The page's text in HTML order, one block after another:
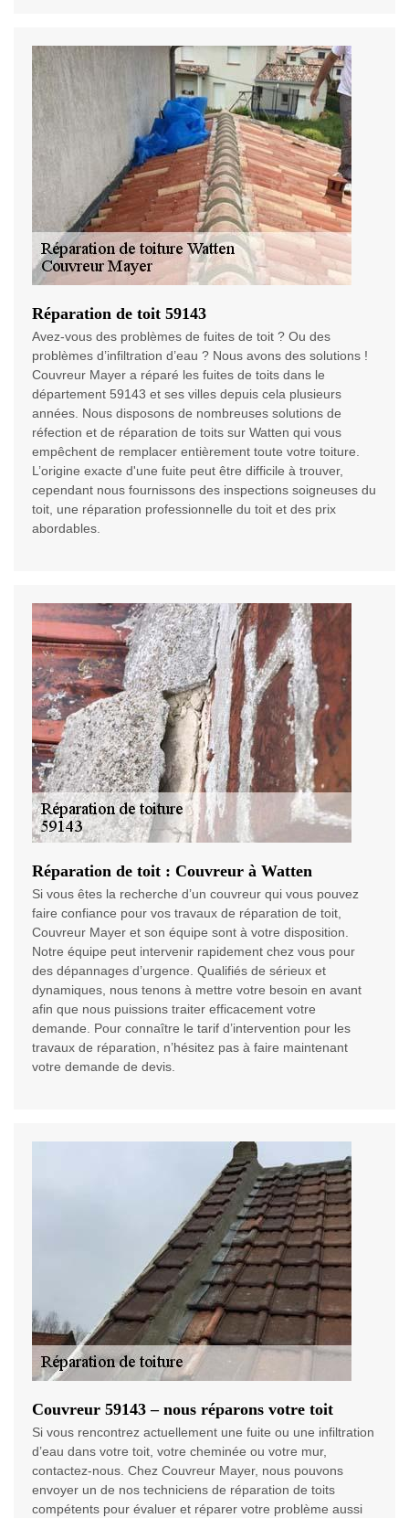
Réparation de toit 59143
Avez-vous des problèmes de fuites de toit ? Ou des
problèmes d’infiltration d’eau ? Nous avons des solutions !
Couvreur Mayer a réparé les fuites de toits dans le
département 59143 et ses villes depuis cela plusieurs
années. Nous disposons de nombreuses solutions de
réfection et de réparation de toits sur Watten qui vous
empêchent de remplacer entièrement toute votre toiture.
L’origine exacte d'une fuite peut être difficile à trouver,
cependant nous fournissons des inspections soigneuses du
toit, une réparation professionnelle du toit et des prix
abordables.
Réparation de toit : Couvreur à Watten
Si vous êtes la recherche d’un couvreur qui vous pouvez
faire confiance pour vos travaux de réparation de toit,
Couvreur Mayer et son équipe sont à votre disposition.
Notre équipe peut intervenir rapidement chez vous pour
des dépannages d’urgence. Qualifiés de sérieux et
dynamiques, nous tenons à mettre votre besoin en avant
afin que nous puissions traiter efficacement votre
demande. Pour connaître le tarif d’intervention pour les
travaux de réparation, n’hésitez pas à faire maintenant
votre demande de devis.
Couvreur 59143 – nous réparons votre toit
Si vous rencontrez actuellement une fuite ou une infiltration
d’eau dans votre toit, votre cheminée ou votre mur,
contactez-nous. Chez Couvreur Mayer, nous pouvons
envoyer un de nos techniciens de réparation de toits
compétents pour évaluer et réparer votre problème aussi